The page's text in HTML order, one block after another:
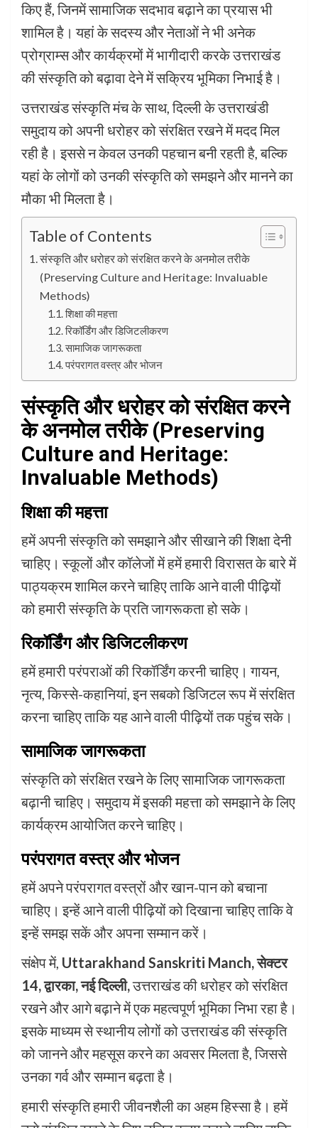
किए हैं, जिनमें सामाजिक सदभाव बढ़ाने का प्रयास भी
शामिल है। यहां के सदस्य और नेताओं ने भी अनेक
प्रोग्राम्स और कार्यक्रमों में भागीदारी करके उत्तराखंड
की संस्कृति को बढ़ावा देने में सक्रिय भूमिका निभाई है।
उत्तराखंड संस्कृति मंच के साथ, दिल्ली के उत्तराखंडी
समुदाय को अपनी धरोहर को संरक्षित रखने में मदद मिल
रही है। इससे न केवल उनकी पहचान बनी रहती है, बल्कि
यहां के लोगों को उनकी संस्कृति को समझने और मानने का
मौका भी मिलता है।
Table of Contents
संस्कृति और धरोहर को संरक्षित करने के अनमोल तरीके
(Preserving Culture and Heritage: Invaluable
Methods)
शिक्षा की महत्ता
रिकॉर्डिंग और डिजिटलीकरण
सामाजिक जागरूकता
परंपरागत वस्त्र और भोजन
संस्कृति और धरोहर को संरक्षित करने
के अनमोल तरीके (Preserving
Culture and Heritage:
Invaluable Methods)
शिक्षा की महत्ता
हमें अपनी संस्कृति को समझाने और सीखाने की शिक्षा देनी
चाहिए। स्कूलों और कॉलेजों में हमें हमारी विरासत के बारे में
पाठ्यक्रम शामिल करने चाहिए ताकि आने वाली पीढ़ियों
को हमारी संस्कृति के प्रति जागरूकता हो सके।
रिकॉर्डिंग और डिजिटलीकरण
हमें हमारी परंपराओं की रिकॉर्डिंग करनी चाहिए। गायन,
नृत्य, किस्से-कहानियां, इन सबको डिजिटल रूप में संरक्षित
करना चाहिए ताकि यह आने वाली पीढ़ियों तक पहुंच सके।
सामाजिक जागरूकता
संस्कृति को संरक्षित रखने के लिए सामाजिक जागरूकता
बढ़ानी चाहिए। समुदाय में इसकी महत्ता को समझाने के लिए
कार्यक्रम आयोजित करने चाहिए।
परंपरागत वस्त्र और भोजन
हमें अपने परंपरागत वस्त्रों और खान-पान को बचाना
चाहिए। इन्हें आने वाली पीढ़ियों को दिखाना चाहिए ताकि वे
इन्हें समझ सकें और अपना सम्मान करें।
संक्षेप में, Uttarakhand Sanskriti Manch, सेक्टर
14, द्वारका, नई दिल्ली,उत्तराखंड की धरोहर को संरक्षित
रखने और आगे बढ़ाने में एक महत्वपूर्ण भूमिका निभा रहा है।
इसके माध्यम से स्थानीय लोगों को उत्तराखंड की संस्कृति
को जानने और महसूस करने का अवसर मिलता है, जिससे
उनका गर्व और सम्मान बढ़ता है।
हमारी संस्कृति हमारी जीवनशैली का अहम हिस्सा है। हमें